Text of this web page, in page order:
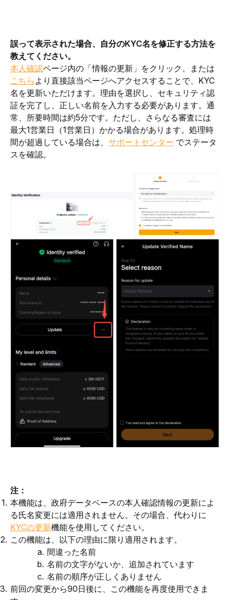
誤って表示された場合、自分のKYC名を修正する方法を
教えてください。
本人確認ページ内の「情報の更新」をクリック、または
こちら より直接該当ページへアクセスすることで、KYC
名を更新いただけます。 理由を選択し、セキュリティ認
証を完了し、正しい名前を入力する必要があります。通
常、所要時間は約5分です。ただし、さらなる審査には
最大1営業日（1営業日）かかる場合があります。処理時
間が超過している場合は、 サポートセンター でステータ
スを確認。
注：
本機能は、政府データベースの本人確認情報の更新によ
る氏名変更には適用されません。その場合、代わりに
KYCの更新機能を使用してください。
この機能は、以下の理由に限り適用されます。
間違った名前
名前の文字がないか、追加されています
名前の順序が正しくありません
前回の変更から90日後に、この機能を再度使用できま